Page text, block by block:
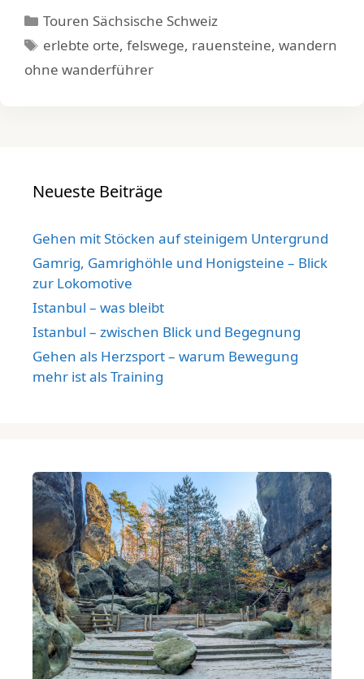
Kategorien
Touren Sächsische Schweiz
Schlagwörter
erlebte orte,felswege, rauensteine,wandern
ohne wanderführer
Neueste Beiträge
Gehen mit Stöcken auf steinigem Untergrund
Gamrig, Gamrighöhle und Honigsteine – Blick
zur Lokomotive
Istanbul – was bleibt
Istanbul – zwischen Blick und Begegnung
Gehen als Herzsport – warum Bewegung
mehr ist als Training